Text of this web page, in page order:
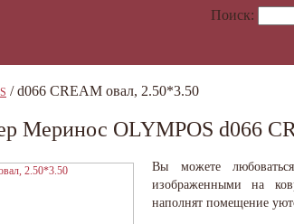
Поиск:
/ d066 CREAM овал, 2.50*3.50
Меринос OLYMPOS d066
Вы можете
изображенными на
наполнят помещение